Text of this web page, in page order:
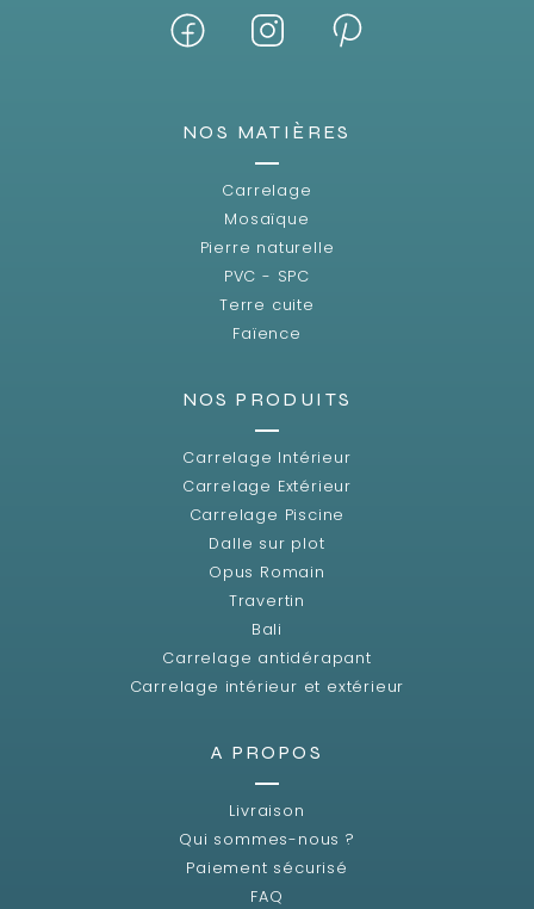
NOS MATIÈRES
Carrelage
Mosaïque
Pierre naturelle
PVC - SPC
Terre cuite
Faïence
NOS PRODUITS
Carrelage Intérieur
Carrelage Extérieur
Carrelage Piscine
Dalle sur plot
Opus Romain
Travertin
Bali
Carrelage antidérapant
Carrelage intérieur et extérieur
A PROPOS
Livraison
Qui sommes-nous ?
Paiement sécurisé
FAQ